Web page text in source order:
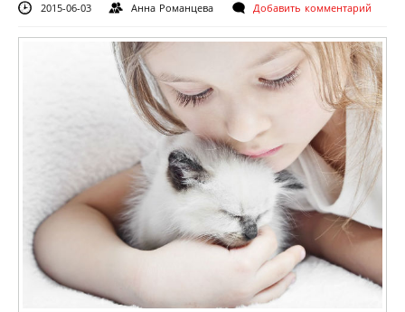
2015-06-03 Анна Романцева Добавить комментарий